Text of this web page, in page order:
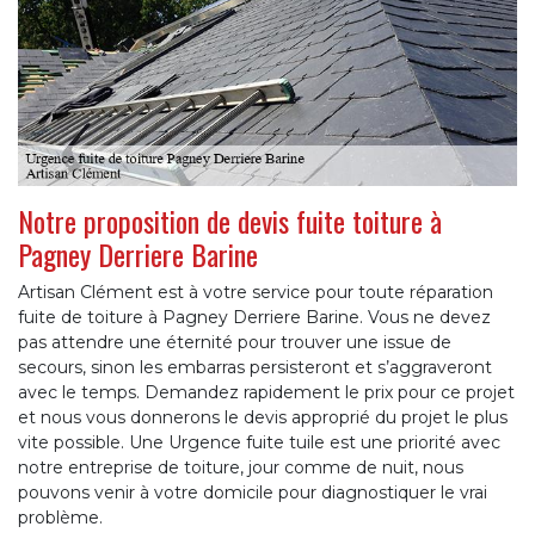
Notre proposition de devis fuite toiture à
Pagney Derriere Barine
Artisan Clément est à votre service pour toute réparation
fuite de toiture à Pagney Derriere Barine. Vous ne devez
pas attendre une éternité pour trouver une issue de
secours, sinon les embarras persisteront et s’aggraveront
avec le temps. Demandez rapidement le prix pour ce projet
et nous vous donnerons le devis approprié du projet le plus
vite possible. Une Urgence fuite tuile est une priorité avec
notre entreprise de toiture, jour comme de nuit, nous
pouvons venir à votre domicile pour diagnostiquer le vrai
problème.